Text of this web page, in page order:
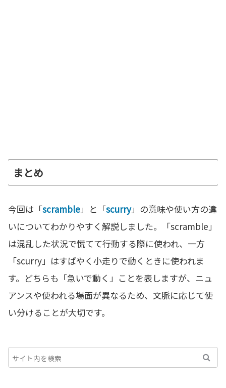
まとめ
今回は「scramble」と「scurry」の意味や使い方の違
いについてわかりやすく解説しました。「scramble」
は混乱した状況で慌てて行動する際に使われ、一方
「scurry」はすばやく小走りで動くときに使われま
す。どちらも「急いで動く」ことを表しますが、ニュ
アンスや使われる場面が異なるため、文脈に応じて使
い分けることが大切です。